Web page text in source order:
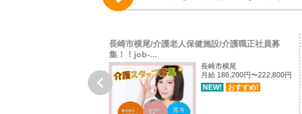
長崎市横尾/介護老人保健施設/介護職正社員募
集！！job-...
長崎市横尾
月給 186,200円〜222,800円
NEW!
おすすめ!
